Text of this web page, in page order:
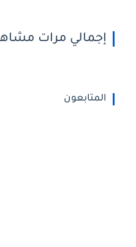
إجمالي مرات
المتابعون